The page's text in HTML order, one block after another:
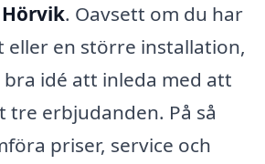
. Oavsett om du har
en större installation,
idé att inleda med att
tre erbjudanden. På så
priser, service och